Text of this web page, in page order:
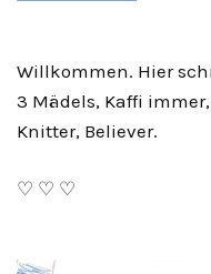
Willkommen. Hier
3 Mädels, Kaffi
Knitter, Believer.
♡ ♡ ♡